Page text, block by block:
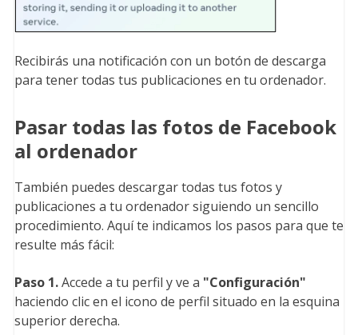
Recibirás una notificación con un botón de descarga
para tener todas tus publicaciones en tu ordenador.
Pasar todas las fotos de Facebook
al ordenador
También puedes descargar todas tus fotos y
publicaciones a tu ordenador siguiendo un sencillo
procedimiento. Aquí te indicamos los pasos para que te
resulte más fácil:
Paso 1.Accede a tu perfil y ve a "Configuración"
haciendo clic en el icono de perfil situado en la esquina
superior derecha.